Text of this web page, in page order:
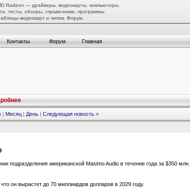
Radeon — драйверы, видеокарты, компьютеры.
тесты, обзоры, справочники, программы.
видеокарт и чипов. Форум.
Контакты Форум Главная
| Месяц | День | Следующая новость >
подразделения американской Masimo Audio в течение года за $350 млн.
он вырастет до 70 миллиардов долларов в 2029 году.